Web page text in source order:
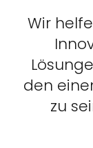
Wir
den
zu